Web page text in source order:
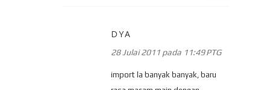
DYA
28 Julai 2011 pada 11:49 PTG
import la banyak banyak, baru